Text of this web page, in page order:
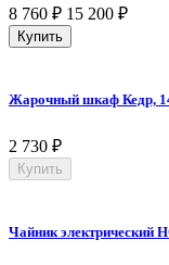
8 760 ₽ 15 200 ₽
Купить
Жарочный шкаф Кедр,
2 730 ₽
Купить
Чайник электрический